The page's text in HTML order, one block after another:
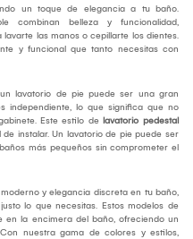
un toque de elegancia a tu baño.
combinan belleza y funcionalidad,
las manos o cepillarte los dientes.
y funcional que tanto necesitas con
lavatorio de pie puede ser una gran
independiente, lo que significa que no
Este estilo de lavatorio pedestal
instalar. Un lavatorio de pie puede ser
más pequeños sin comprometer el
y elegancia discreta en tu baño,
lo que necesitas. Estos modelos de
en la encimera del baño, ofreciendo un
nuestra gama de colores y estilos,